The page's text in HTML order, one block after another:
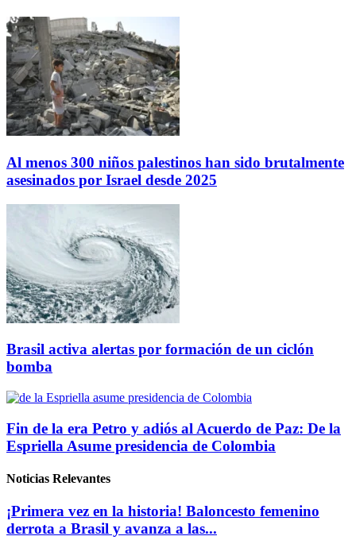
Al menos 300 niños palestinos han sido brutalmente
asesinados por Israel desde 2025
Brasil activa alertas por formación de un ciclón
bomba
Fin de la era Petro y adiós al Acuerdo de Paz: De la
Espriella Asume presidencia de Colombia
Noticias Relevantes
¡Primera vez en la historia! Baloncesto femenino
derrota a Brasil y avanza a las...